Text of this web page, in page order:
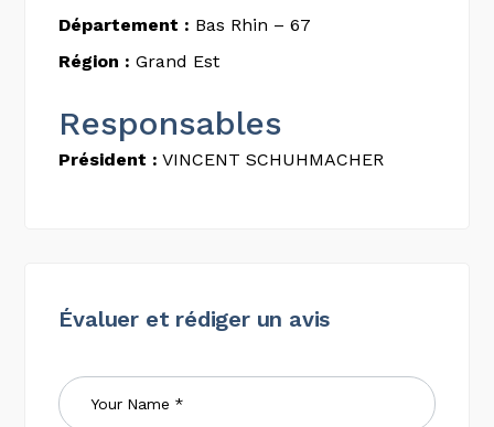
Département : Bas Rhin – 67
Région : Grand Est
Responsables
Président : VINCENT SCHUHMACHER
Évaluer et rédiger un avis